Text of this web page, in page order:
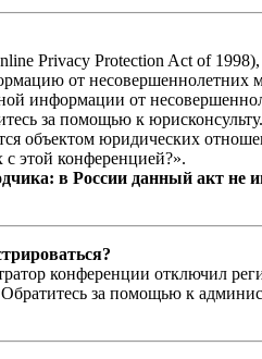
Privacy Protection Act of
от несовершеннолетних
информации от
за помощью к
объектом юридических
с этой конференцией?».
в России данный акт не
конференции отключил
Обратитесь за помощью к